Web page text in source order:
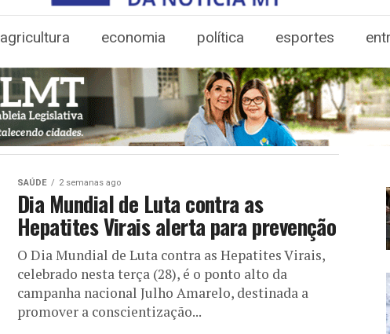
agricultura economia política esportes
SAÚDE 2 semanas ago
Dia Mundial de Luta contra as
Hepatites Virais alerta para prevenção
O Dia Mundial de Luta contra as Hepatites Virais,
celebrado nesta terça (28), é o ponto alto da
campanha nacional Julho Amarelo, destinada a
promover a conscientização...